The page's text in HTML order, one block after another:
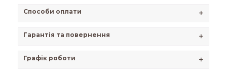
Способи оплати +
Гарантія та повернення +
Графік роботи +